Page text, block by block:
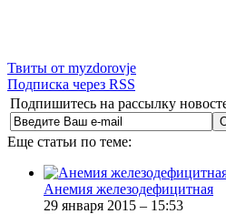
Твиты от myzdorovje
Подписка через RSS
Подпишитесь на рассылку
Еще статьи по теме:
Анемия железодефицитная
29 января 2015 – 15:53